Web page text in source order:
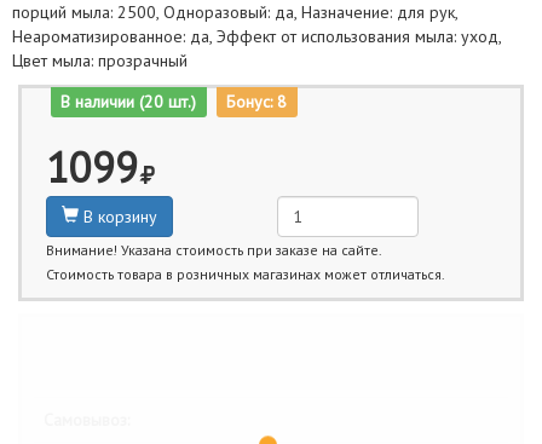
порций мыла: 2500, Одноразовый: да, Назначение: для рук,
Неароматизированное: да, Эффект от использования мыла: уход,
Цвет мыла: прозрачный
В наличии (20 шт.)
Бонус: 8
1099
В корзину
Внимание! Указана стоимость при заказе на сайте.
Стоимость товара в розничных магазинах может отличаться.